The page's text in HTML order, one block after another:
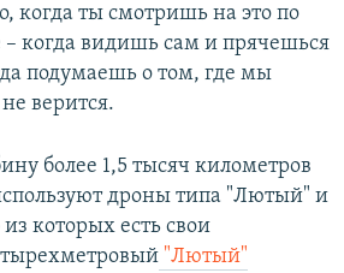
когда ты смотришь на это по
– когда видишь сам и прячешься
подумаешь о том, где мы
верится.
более 1,5 тысяч километров
дроны типа "Лютый" и
которых есть свои
"Лютый"